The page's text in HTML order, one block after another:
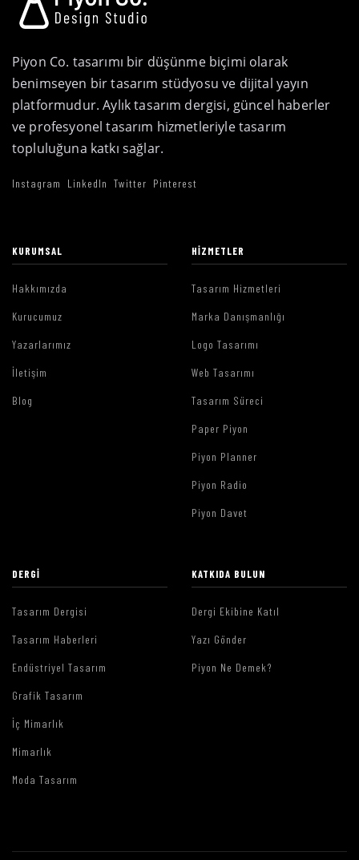
Piyon Co. tasarımı bir düşünme biçimi olarak
benimseyen bir tasarım stüdyosu ve dijital yayın
platformudur. Aylık tasarım dergisi, güncel haberler
ve profesyonel tasarım hizmetleriyle tasarım
topluluğuna katkı sağlar.
Instagram LinkedIn Twitter Pinterest
KURUMSAL
Hakkımızda
Kurucumuz
Yazarlarımız
İletişim
Blog
HIZMETLER
Tasarım Hizmetleri
Marka Danışmanlığı
Logo Tasarımı
Web Tasarımı
Tasarım Süreci
Paper Piyon
Piyon Planner
Piyon Radio
Piyon Davet
DERGI
Tasarım Dergisi
Tasarım Haberleri
Endüstriyel Tasarım
Grafik Tasarım
İç Mimarlık
Mimarlık
Moda Tasarım
KATKIDA BULUN
Dergi Ekibine Katıl
Yazı Gönder
Piyon Ne Demek?